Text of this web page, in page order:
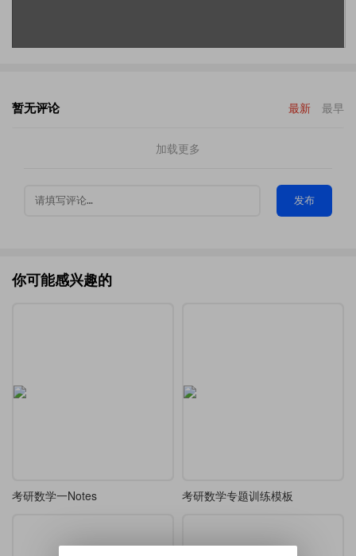
暂无评论 最新 最早
加载更多
发布
你可能感兴趣的
考研数学一Notes 考研数学专题训练模板